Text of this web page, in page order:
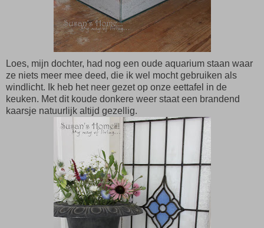
Loes, mijn dochter, had nog een oude aquarium staan waar
ze niets meer mee deed, die ik wel mocht gebruiken als
windlicht. Ik heb het neer gezet op onze eettafel in de
keuken. Met dit koude donkere weer staat een brandend
kaarsje natuurlijk altijd gezellig.